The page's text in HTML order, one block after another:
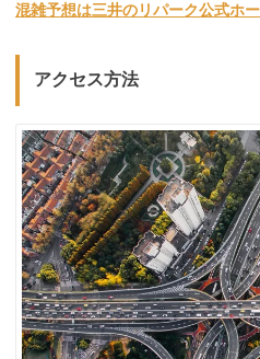
混雑予想は三井のリパーク公式ホ
アクセス方法